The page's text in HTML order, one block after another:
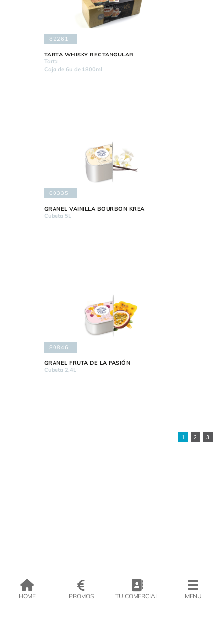
82261
TARTA WHISKY RECTANGULAR
Tarta
Caja de 6u de 1800ml
80335
GRANEL VAINILLA BOURBON KREA
Cubeta 5L
80846
GRANEL FRUTA DE LA PASIÓN
Cubeta 2,4L
1 2 3
HOME PROMOS TU COMERCIAL MENU